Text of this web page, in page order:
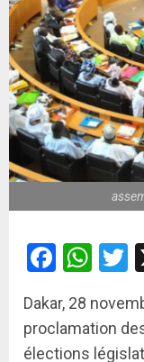
Dakar, 28
proclamation
élections